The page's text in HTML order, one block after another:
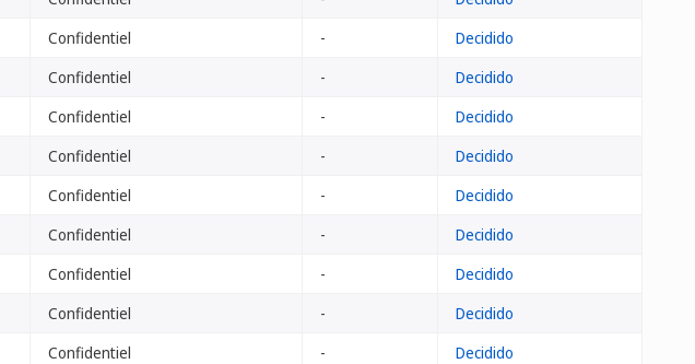
Confidentiel -
Decidido
Confidentiel -
Decidido
Confidentiel -
Decidido
Confidentiel -
Decidido
Confidentiel -
Decidido
Confidentiel -
Decidido
Confidentiel -
Decidido
Confidentiel -
Decidido
Confidentiel -
Decidido